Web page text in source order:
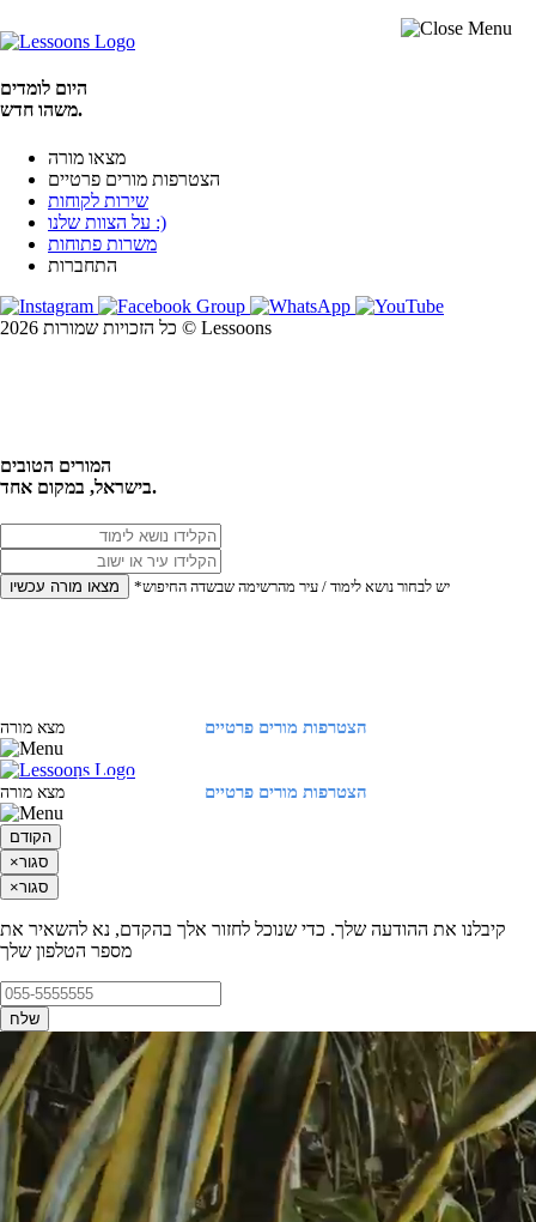
היום לומדים
משהו חדש.
מצאו מורה
הצטרפות מורים פרטיים
שירות לקוחות
על הצוות שלנו :)
משרות פתוחות
התחברות
כל הזכויות שמורות 2026 © Lessoons
המורים הטובים
בישראל, במקום אחד.
מצאו מורה עכשיו *יש לבחור נושא לימוד / עיר מהרשימה שבשדה החיפוש
הצטרפות מורים פרטיים מצא מורה
הצטרפות מורים פרטיים מצא מורה
הקודם
×סגור
×סגור
קיבלנו את ההודעה שלך. כדי שנוכל לחזור אלך בהקדם, נא להשאיר את
מספר הטלפון שלך
שלח